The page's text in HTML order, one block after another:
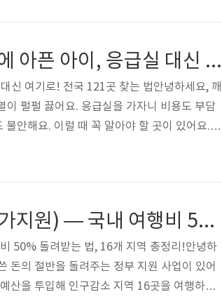
2026 달빛어린이병원 — 밤에 아픈 아이, 응급실 대신 여기로! 전국 121곳 찾는 법
신 여기로! 전국 121곳 찾는 법안녕하세요, 깨
펄펄 끓어요. 응급실을 가자니 비용도 부담
안해요. 이럴 때 꼭 알아야 할 곳이 있어요. 바
에도 소아과 전문의가 상주하며 아이를 진료
2026 반값여행(지역사랑 휴가지원) — 국내 여행비 50% 돌려받는 법, 16개 지역 총정리!
50% 돌려받는 법, 16개 지역 총정리!안녕하
돈의 절반을 돌려주는 정부 지원 사업이 있어
산을 투입해 인구감소 지역 16곳을 여행하면